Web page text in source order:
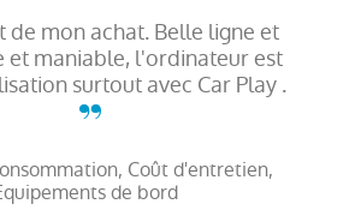
de mon achat. Belle ligne et
maniable, l'ordinateur est
surtout avec Car Play .
Coût d'entretien,
de bord